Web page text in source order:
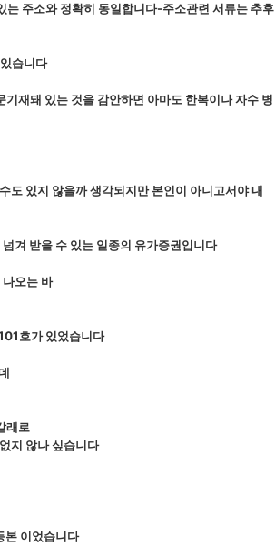
주소와 정확히 동일합니다-주소관련 서류는 추후
습니다
기재돼 있는 것을 감안하면 아마도 한복이나 자수 병
도 있지 않을까 생각되지만 본인이 아니고서야 내
겨 받을 수 있는 일종의 유가증권입니다
오는 바
호가 있었습니다
래로
지 않나 싶습니다
본 이었습니다